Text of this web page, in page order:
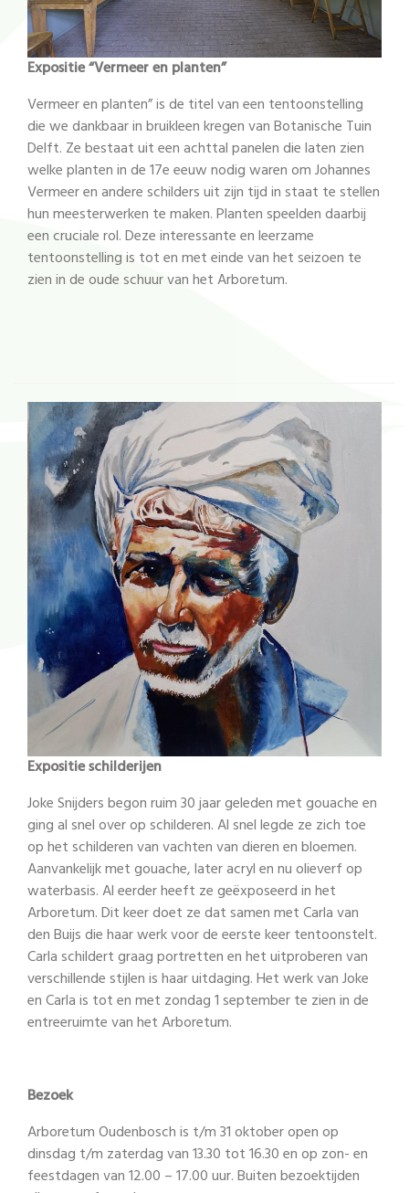
Expositie “Vermeer en planten”
Vermeer en planten” is de titel van een tentoonstelling
die we dankbaar in bruikleen kregen van Botanische Tuin
Delft. Ze bestaat uit een achttal panelen die laten zien
welke planten in de 17e eeuw nodig waren om Johannes
Vermeer en andere schilders uit zijn tijd in staat te stellen
hun meesterwerken te maken. Planten speelden daarbij
een cruciale rol. Deze interessante en leerzame
tentoonstelling is tot en met einde van het seizoen te
zien in de oude schuur van het Arboretum.
Expositie schilderijen
Joke Snijders begon ruim 30 jaar geleden met gouache en
ging al snel over op schilderen. Al snel legde ze zich toe
op het schilderen van vachten van dieren en bloemen.
Aanvankelijk met gouache, later acryl en nu olieverf op
waterbasis. Al eerder heeft ze geëxposeerd in het
Arboretum. Dit keer doet ze dat samen met Carla van
den Buijs die haar werk voor de eerste keer tentoonstelt.
Carla schildert graag portretten en het uitproberen van
verschillende stijlen is haar uitdaging. Het werk van Joke
en Carla is tot en met zondag 1 september te zien in de
entreeruimte van het Arboretum.
Bezoek
Arboretum Oudenbosch is t/m 31 oktober open op
dinsdag t/m zaterdag van 13.30 tot 16.30 en op zon- en
feestdagen van 12.00 – 17.00 uur. Buiten bezoektijden